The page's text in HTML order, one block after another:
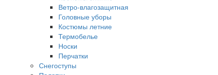
Ветро-влагозащитная
Головные уборы
Костюмы летние
Термобелье
Носки
Перчатки
Снегоступы